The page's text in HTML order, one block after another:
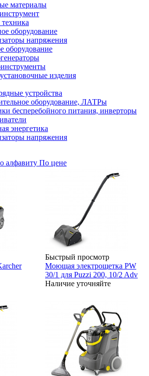
материалы
оборудование
напряжения
оборудование
изделия
устройства
оборудование, ЛАТРы
бесперебойного питания, инверторы
энергетика
напряжения
алфавиту По цене
Быстрый просмотр
Моющая электрощетка PW
30/1 для Puzzi 200, 10/2 Adv
Наличие уточняйте